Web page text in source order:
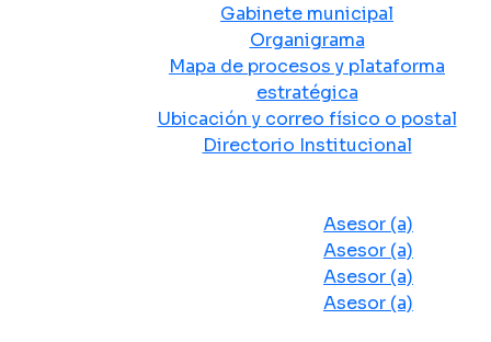
Gabinete municipal
Organigrama
Mapa de procesos y plataforma
estratégica
Ubicación y correo físico o postal
Directorio Institucional
Asesor (a)
Asesor (a)
Asesor (a)
Asesor (a)